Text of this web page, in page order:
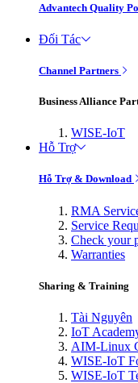
Advantech Quality
Đối Tác
Channel Partners
Business Alliance
WISE-IoT
Hỗ Trợ
Hỗ Trợ & Download
RMA
Service
Check your
Warranties
Sharing & Training
Tài Nguyên
IoT
AIM-Linux
WISE-IoT
WISE-IoT